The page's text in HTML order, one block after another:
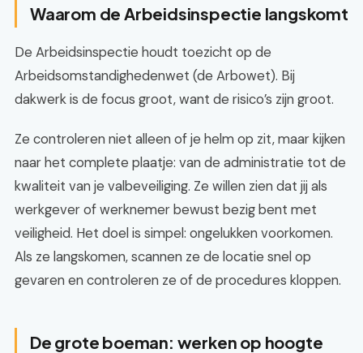
Waarom de Arbeidsinspectie langskomt
De Arbeidsinspectie houdt toezicht op de
Arbeidsomstandighedenwet (de Arbowet). Bij
dakwerk is de focus groot, want de risico’s zijn groot.
Ze controleren niet alleen of je helm op zit, maar kijken
naar het complete plaatje: van de administratie tot de
kwaliteit van je valbeveiliging. Ze willen zien dat jij als
werkgever of werknemer bewust bezig bent met
veiligheid. Het doel is simpel: ongelukken voorkomen.
Als ze langskomen, scannen ze de locatie snel op
gevaren en controleren ze of de procedures kloppen.
De grote boeman: werken op hoogte